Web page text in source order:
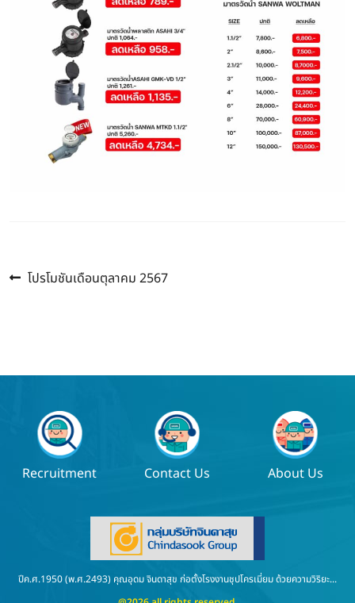
แนะแนว
Previous
โปรโมชันเดือนตุลาคม 2567
Recruitment Contact Us About Us
ปีค.ศ.1950 (พ.ศ.2493) คุณอุดม จินดาสุข ก่อตั้งโรงงานชุปโครเมี่ยม ด้วยความวิริยะ...